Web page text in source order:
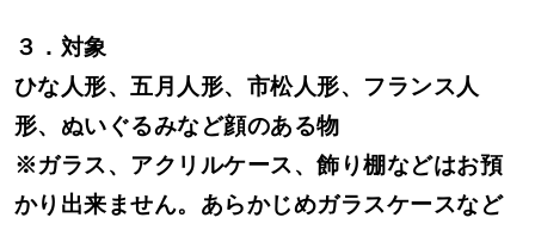
３．対象
ひな人形、五月人形、市松人形、フランス人
形、ぬいぐるみなど顔のある物
※ガラス、アクリルケース、飾り棚などはお預
かり出来ません。あらかじめガラスケースなど